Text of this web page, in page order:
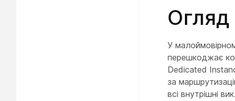
Огляд
У
перешкоджає
Dedicated
за
всі внутрішні